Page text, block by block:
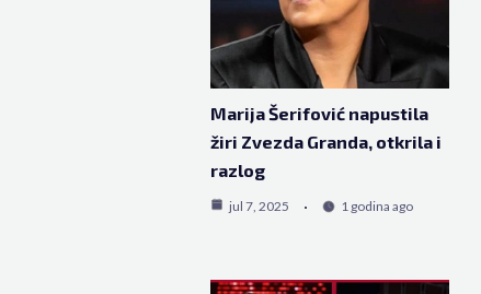
Marija Šerifović napustila
žiri Zvezda Granda, otkrila i
razlog
jul 7, 2025 1 godina ago